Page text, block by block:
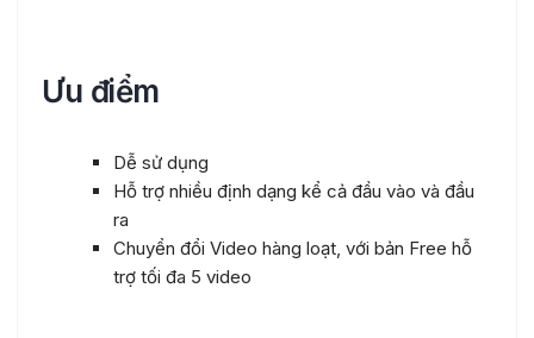
Ưu điểm
Dễ sử dụng
Hỗ trợ nhiều định dạng kể cả đầu vào và đầu
ra
Chuyển đổi Video hàng loạt, với bản Free hỗ
trợ tối đa 5 video